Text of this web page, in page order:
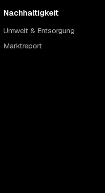
Nachhaltigkeit
Umwelt & Entsorgung
Marktreport